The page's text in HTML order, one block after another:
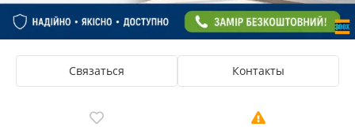
Связаться Контакты